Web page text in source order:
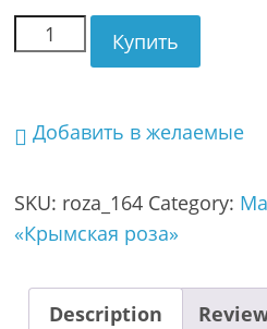
Купить
Добавить в желаемые
SKU: roza_164 Category:
«Крымская роза»
Description